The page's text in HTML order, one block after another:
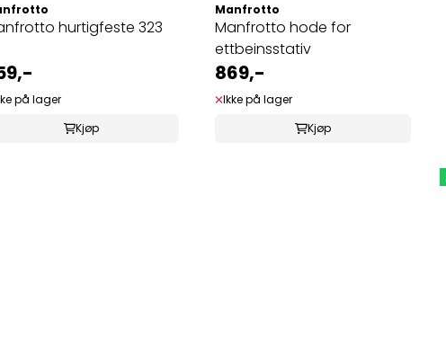
hurtigfeste 323
på lager
Kjøp
Manfrotto
Manfrotto hode for
ettbeinsstativ
869,-
Ikke på lager
Kjøp